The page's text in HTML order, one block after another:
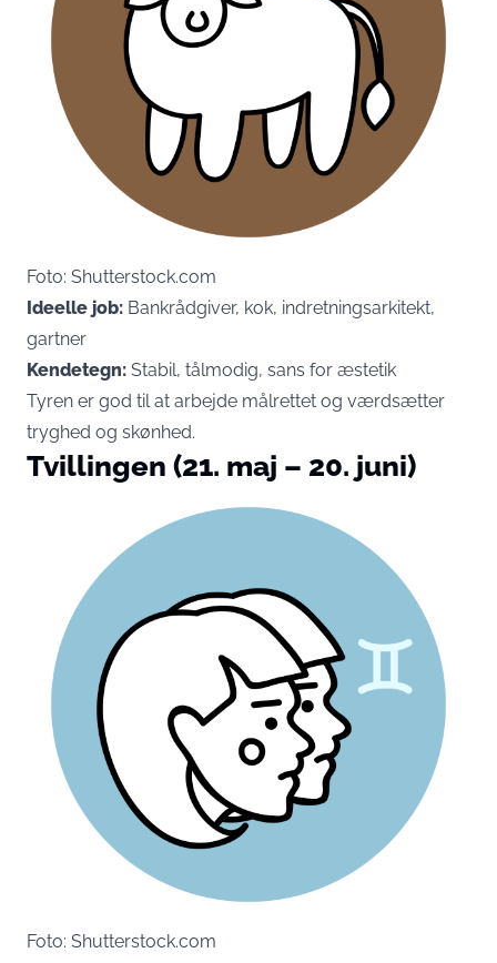
Foto: Shutterstock.com
Ideelle job: Bankrådgiver, kok, indretningsarkitekt,
gartner
Kendetegn: Stabil, tålmodig, sans for æstetik
Tyren er god til at arbejde målrettet og værdsætter
tryghed og skønhed.
Tvillingen (21. maj – 20. juni)
Foto: Shutterstock.com